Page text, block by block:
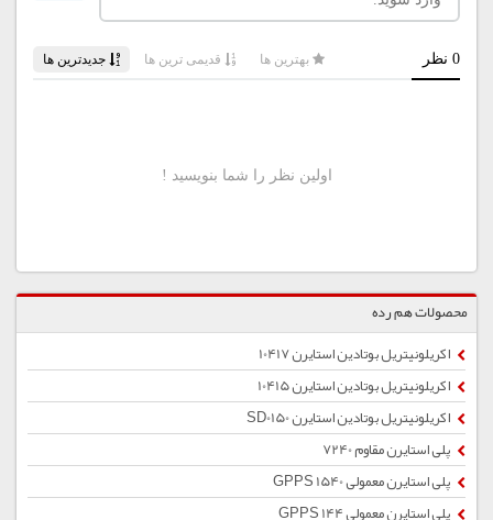
محصولات هم رده
اکریلونیتریل بوتادین استایرن 10417
اکریلونیتریل بوتادین استایرن 10415
اکریلونیتریل بوتادین استایرن SD0150
پلی استایرن مقاوم 7240
پلی استایرن معمولی 1540 GPPS
پلی استایرن معمولی 144 GPPS